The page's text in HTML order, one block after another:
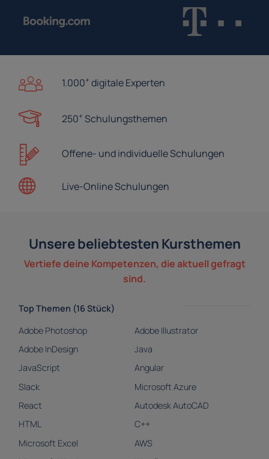
1.000+ digitale Experten
250+ Schulungsthemen
Offene- undindividuelle Schulungen
Live-OnlineSchulungen
Unsere beliebtesten Kursthemen
Vertiefe deine Kompetenzen, die aktuell gefragt
sind.
Top Themen (16 Stück)
Adobe Photoshop
Adobe Illustrator
Adobe InDesign
Java
JavaScript
Angular
Slack
Microsoft Azure
React
Autodesk AutoCAD
HTML
C++
Microsoft Excel
AWS